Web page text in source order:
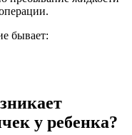
бывает:
у ребенка?